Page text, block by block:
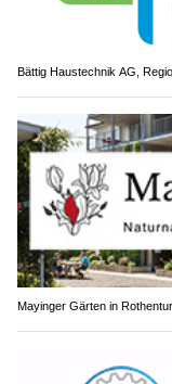
Bättig Haustechnik AG,
Mayinger Gärten in